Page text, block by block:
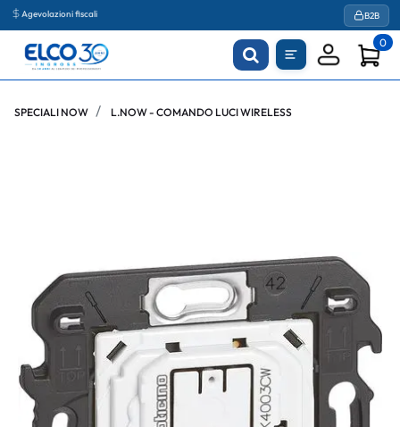
Agevolazioni fiscali B2B
0
SPECIALI NOW L.NOW - COMANDO LUCI WIRELESS